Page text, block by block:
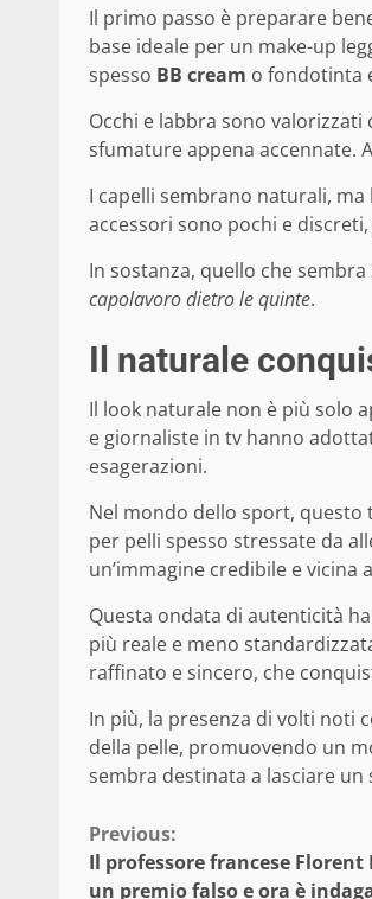
Il primo passo è preparare
base ideale per un make-up
spesso BB cream o fondotinta
Occhi e labbra sono
sfumature appena accennate.
I capelli sembrano naturali,
accessori sono pochi e
In sostanza, quello che
capolavoro dietro le quinte.
Il naturale
Il look naturale non è più solo
e giornaliste in tv hanno
esagerazioni.
Nel mondo dello sport,
per pelli spesso stressate da
un’immagine credibile e vicina
Questa ondata di autenticità
più reale e meno
raffinato e sincero, che
In più, la presenza di volti noti
della pelle, promuovendo un
sembra destinata a lasciare
Continue
Reading
Previous:
Il professore francese
un premio falso e ora è